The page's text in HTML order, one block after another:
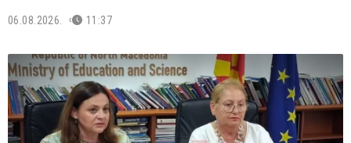
06.08.2026. 11:37